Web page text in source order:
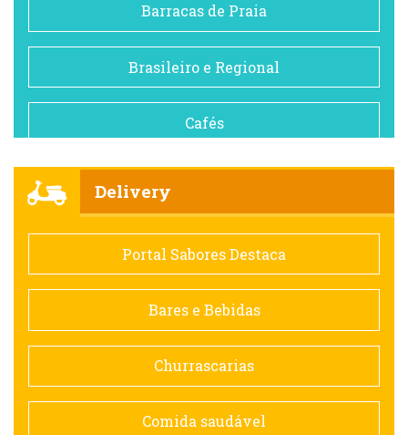
Barracas de Praia
Brasileiro e Regional
Cafés
Comida saudável
Contemporânea
Doceria
Espanhola
Delivery
Portal Sabores Destaca
Bares e Bebidas
Churrascarias
Comida saudável